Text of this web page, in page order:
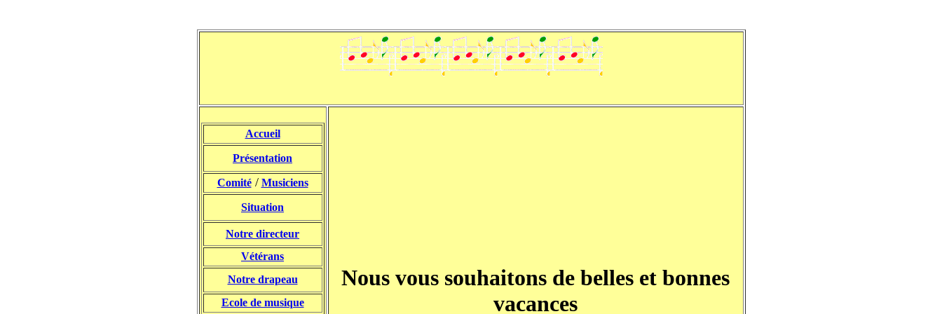
Accueil
Présentation
Comité/ Musiciens
Situation
Notre directeur
Vétérans
Notre drapeau
Ecole de musique
Nous vous souhaitons de belles et bonnes
vacances